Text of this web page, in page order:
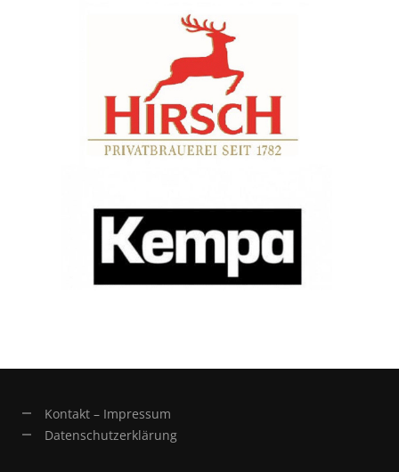
Kontakt – Impressum
Datenschutzerklärung